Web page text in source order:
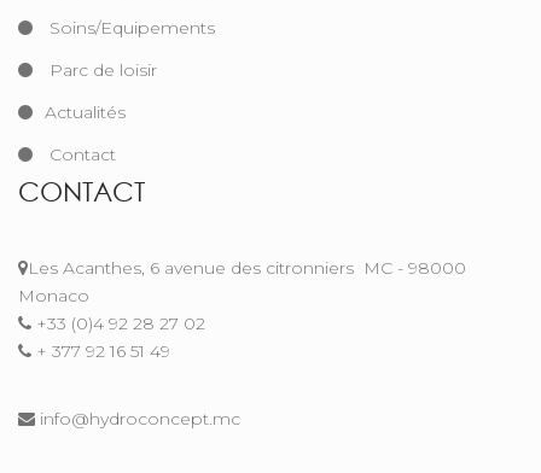
Soins/Equipements
Parc de loisir
Actualités
Contact
CONTACT
Les Acanthes, 6 avenue des citronniers MC - 98000
Monaco
+33 (0)4 92 28 27 02
+ 377 92 16 51 49
info@hydroconcept.mc